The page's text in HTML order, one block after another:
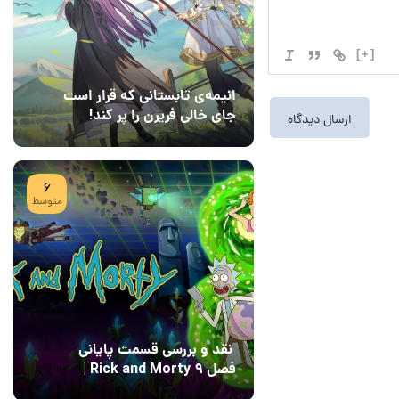
[+]
انیمه‌ی تابستانی که قرار است
جای خالی فریرن را پر کند!
08 مرداد 1405
6
متوسط
نقد و بررسی قسمت پایانی
فصل ۹ Rick and Morty |
پایان رویایی با Field of
15 04 مرداد 1405